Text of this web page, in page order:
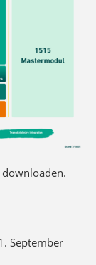
downloaden.
September